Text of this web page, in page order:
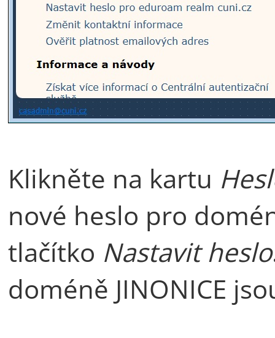
Klikněte na kartu
nové heslo pro
tlačítko Nastavit heslo
doméně JINONICE